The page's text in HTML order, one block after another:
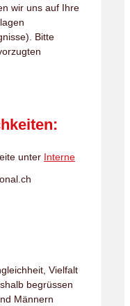
wir uns auf Ihre
Bitte
unter Interne
Vielfalt
begrüssen
Männern